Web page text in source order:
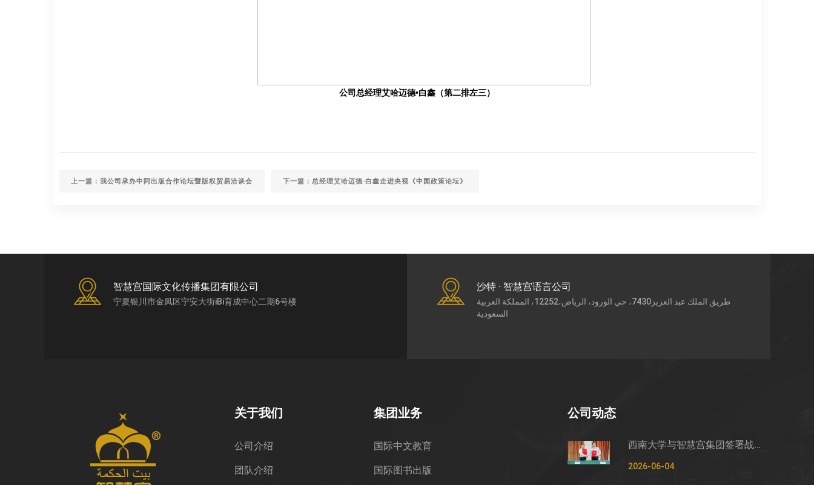
公司总经理艾哈迈德•白鑫（第二排左三）
上一篇：我公司承办中阿出版合作论坛暨版权贸易洽谈会 下一篇：总经理艾哈迈德·白鑫走进央视《中国政策论坛》
智慧宫国际文化传播集团有限公司
宁夏银川市金凤区宁安大街iBi育成中心二期6号楼
沙特 · 智慧宫语言公司
طريق الملك عبد العزيز7430، حي الورود، الرياض،12252، المملكة العربية
السعودية
关于我们
公司介绍
团队介绍
集团业务
国际中文教育
国际图书出版
公司动态
西南大学与智慧宫集团签署战略合作框架协议
2026-06-04